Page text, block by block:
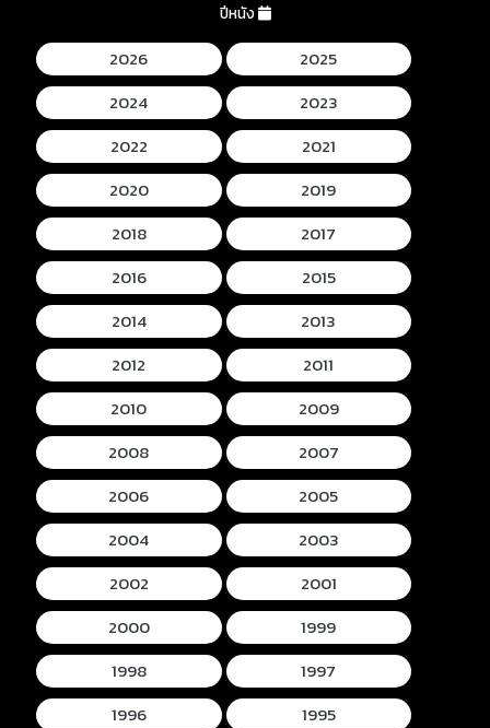
ปีหนัง
2026
2025
2024
2023
2022
2021
2020
2019
2018
2017
2016
2015
2014
2013
2012
2011
2010
2009
2008
2007
2006
2005
2004
2003
2002
2001
2000
1999
1998
1997
1996
1995